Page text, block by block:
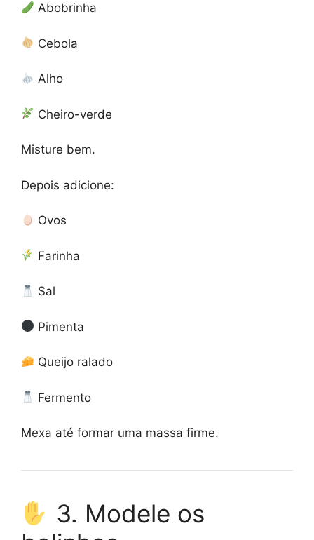
Abobrinha
Cebola
Alho
Cheiro-verde
Misture bem.
Depois adicione:
Ovos
Farinha
Sal
Pimenta
Queijo ralado
Fermento
Mexa até formar uma massa firme.
3. Modele os